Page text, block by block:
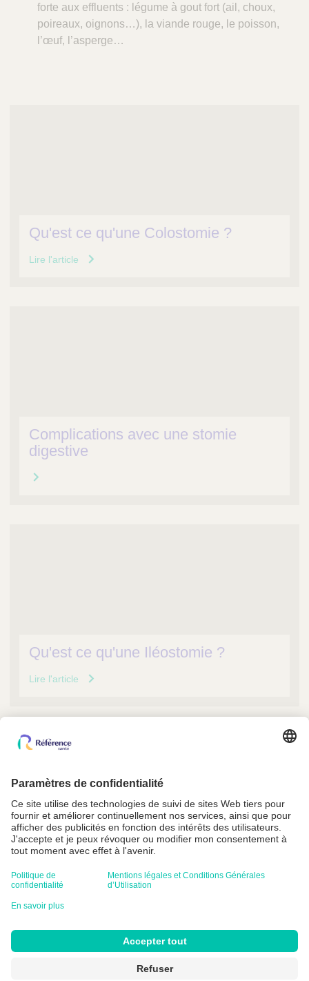
forte aux effluents : légume à gout fort (ail, choux,
poireaux, oignons…), la viande rouge, le poisson,
l’œuf, l’asperge…
Qu'est ce qu'une Colostomie ?
Lire l'article
Complications avec une stomie
digestive
Qu'est ce qu'une Iléostomie ?
Lire l'article
Référence Santé est adhérent à la FEDEPSAD
Conditions Générales